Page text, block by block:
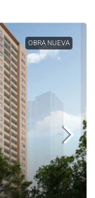
OBRA NUEVA